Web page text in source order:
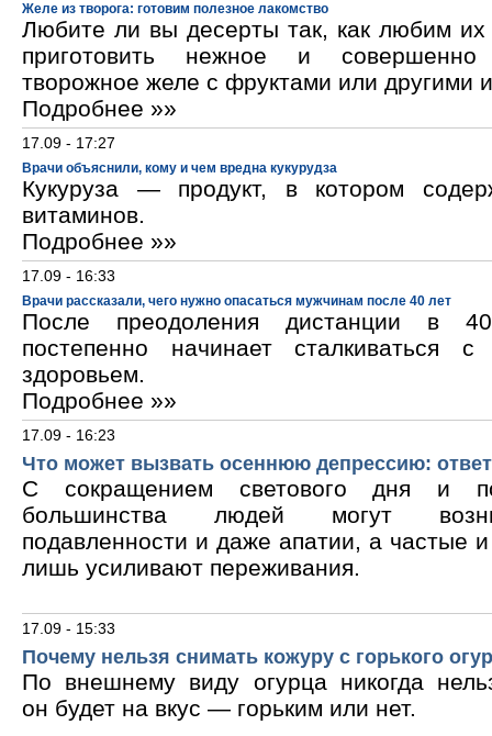
Желе из творога: готовим полезное лакомство
Любите ли вы десерты так, как любим
приготовить нежное и
творожное желе с фруктами или другими
Подробнее »»
17.09 - 17:27
Врачи объяснили, кому и чем вредна кукурудза
Кукуруза — продукт, в котором
витаминов.
Подробнее »»
17.09 - 16:33
Врачи рассказали, чего нужно опасаться мужчинам после 40 лет
После преодоления дистанции в
постепенно начинает сталкиваться
здоровьем.
Подробнее »»
17.09 - 16:23
Что может вызвать осеннюю депрессию:
С сокращением светового дня и
большинства людей могут
подавленности и даже апатии, а частые
лишь усиливают переживания.
17.09 - 15:33
Почему нельзя снимать кожуру с горького
По внешнему виду огурца никогда
он будет на вкус — горьким или нет.